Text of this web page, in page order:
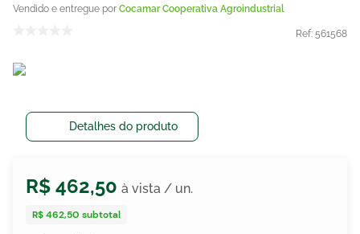
Cocamar Cooperativa Agroindustrial
Ref: 561568
Detalhes do produto
R$ 462,50
R$ 462,50 subtotal